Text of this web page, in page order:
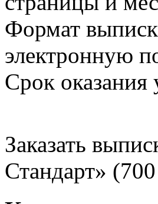
Формат
электронную
Срок оказания
Заказать
Стандарт»